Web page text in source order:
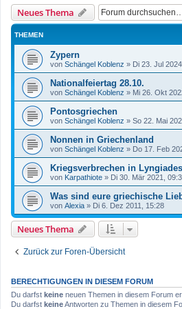
Neues Thema
THEMEN
Zypern
von Schängel Koblenz » Di 23. Jul
Nationalfeiertag 28.10.
von Schängel Koblenz » Mi 26. Okt
Pontosgriechen
von Schängel Koblenz » So 22. Mai
Nonnen in Griechenland
von Schängel Koblenz » Do 17. Feb
Kriegsverbrechen in Lyngiades
von Karpathiote » Di 30. Mär 2021,
Was sind eure griechische
von Alexia » Di 6. Dez 2011, 15:28
Neues Thema
Zurück zur Foren-Übersicht
BERECHTIGUNGEN IN DIESEM FORUM
Du darfst keine neuen Themen in diesem Forum
Du darfst keineAntworten zu Themen in diesem